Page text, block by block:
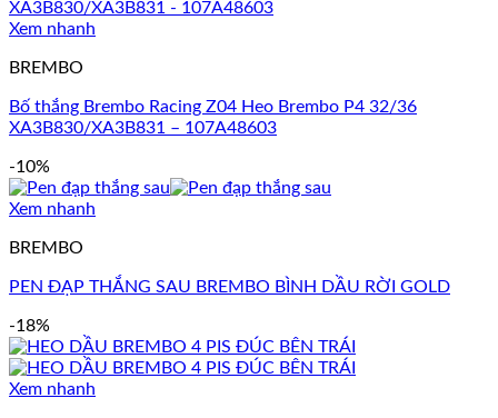
Xem nhanh
BREMBO
Bố thắng Brembo Racing Z04 Heo Brembo P4 32/36
XA3B830/XA3B831 – 107A48603
-10%
Xem nhanh
BREMBO
PEN ĐẠP THẮNG SAU BREMBO BÌNH DẦU RỜI GOLD
-18%
Xem nhanh